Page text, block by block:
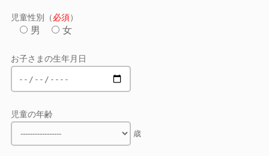
児童性別（必須）
男 女
お子さまの生年月日
児童の年齢
歳